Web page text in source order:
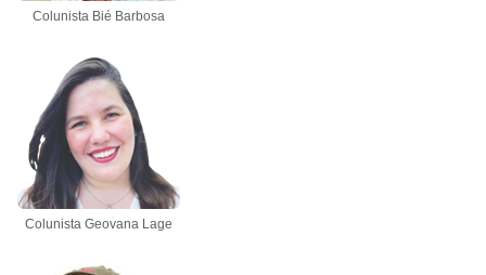
Colunista Bié Barbosa
Colunista Geovana Lage